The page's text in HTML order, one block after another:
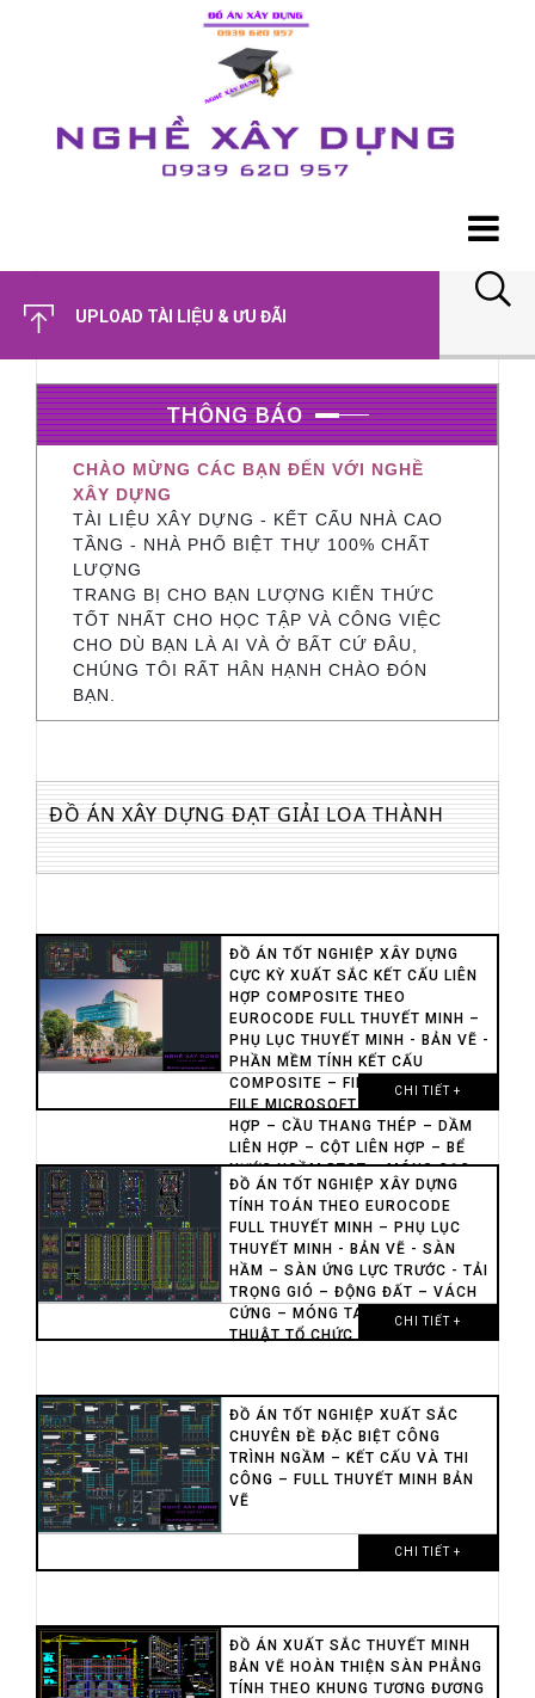
UPLOAD TÀI LIỆU & ƯU ĐÃI
THÔNG BÁO
CHÀO MỪNG CÁC BẠN ĐẾN VỚI NGHỀ
XÂY DỰNG
TÀI LIỆU XÂY DỰNG - KẾT CẤU NHÀ CAO
TẦNG - NHÀ PHỐ BIỆT THỰ 100% CHẤT
LƯỢNG
TRANG BỊ CHO BẠN LƯỢNG KIẾN THỨC
TỐT NHẤT CHO HỌC TẬP VÀ CÔNG VIỆC
CHO DÙ BẠN LÀ AI VÀ Ở BẤT CỨ ĐÂU,
CHÚNG TÔI RẤT HÂN HẠNH CHÀO ĐÓN
BẠN.
ĐỒ ÁN XÂY DỰNG ĐẠT GIẢI LOA THÀNH
ĐỒ ÁN TỐT NGHIỆP XÂY DỰNG
CỰC KỲ XUẤT SẮC KẾT CẤU LIÊN
HỢP COMPOSITE THEO
EUROCODE FULL THUYẾT MINH –
PHỤ LỤC THUYẾT MINH - BẢN VẼ -
PHẦN MỀM TÍNH KẾT CẤU
COMPOSITE – FILE MATLAP –
FILE MICROSOFT VISIO SÀN LIÊN
HỢP – CẦU THANG THÉP – DẦM
LIÊN HỢP – CỘT LIÊN HỢP – BỂ
NƯỚC NGẦM BTCT – MÓNG CỌC
KHOAN NHỒI – MÓNG CỌC
BARRETE
CHI TIẾT +
ĐỒ ÁN TỐT NGHIỆP XÂY DỰNG
TÍNH TOÁN THEO EUROCODE
FULL THUYẾT MINH – PHỤ LỤC
THUYẾT MINH - BẢN VẼ - SÀN
HẦM – SÀN ỨNG LỰC TRƯỚC - TẢI
TRỌNG GIÓ – ĐỘNG ĐẤT – VÁCH
CỨNG – MÓNG TAM GIÁC – KỸ
THUẬT TỔ CHỨC THI CÔNG
CHI TIẾT +
ĐỒ ÁN TỐT NGHIỆP XUẤT SẮC
CHUYÊN ĐỀ ĐẶC BIỆT CÔNG
TRÌNH NGẦM – KẾT CẤU VÀ THI
CÔNG – FULL THUYẾT MINH BẢN
VẼ
CHI TIẾT +
ĐỒ ÁN XUẤT SẮC THUYẾT MINH
BẢN VẼ HOÀN THIỆN SÀN PHẲNG
TÍNH THEO KHUNG TƯƠNG ĐƯƠNG